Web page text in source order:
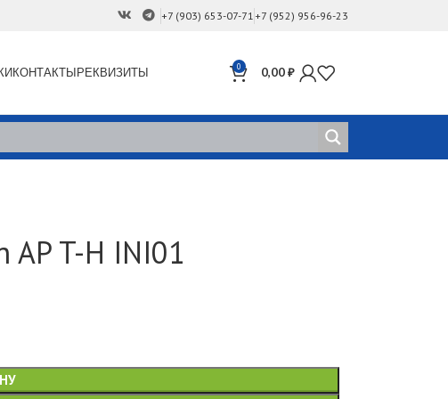
+7 (903) 653-07-71 +7 (952) 956-96-23
КОНТАКТЫРЕКВИЗИТЫ 0 0,00₽
AP T-H INI01